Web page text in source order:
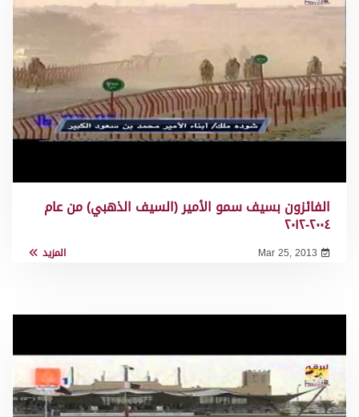
الفائزون بسيف سمو الأمير (السيف الذهبي) من عام
٢٠٠٤-٢٠١٢
Mar 25, 2013 المزيد